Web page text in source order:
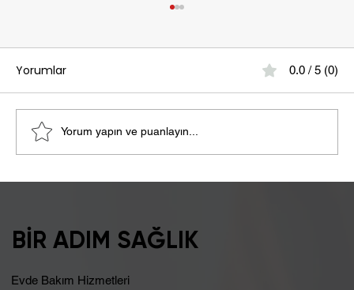
Yorumlar 0.0 / 5 (0)
Yorum yapın ve puanlayın...
BİR ADIM SAĞLIK
Evde Bakım Hizmetleri